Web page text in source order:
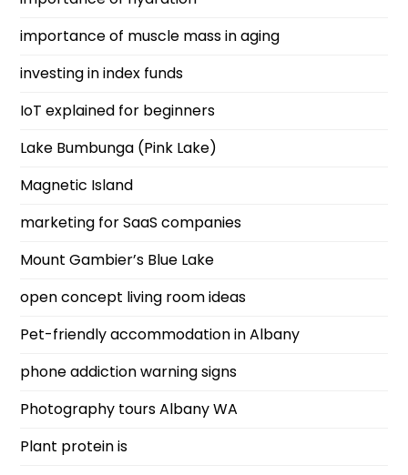
importance of muscle mass in aging
investing in index funds
IoT explained for beginners
Lake Bumbunga (Pink Lake)
Magnetic Island
marketing for SaaS companies
Mount Gambier’s Blue Lake
open concept living room ideas
Pet-friendly accommodation in Albany
phone addiction warning signs
Photography tours Albany WA
Plant protein is